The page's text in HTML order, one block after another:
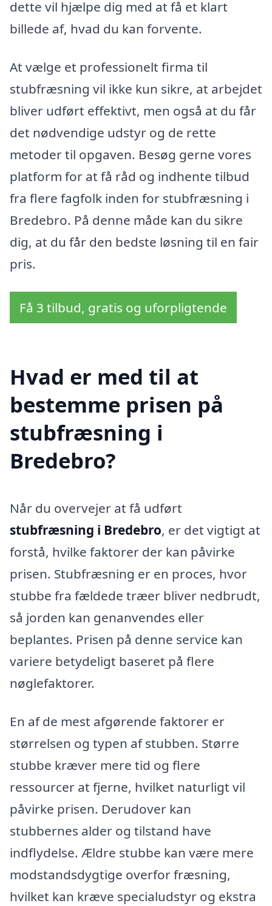
dette vil hjælpe dig med at få et klart
billede af, hvad du kan forvente.
At vælge et professionelt firma til
stubfræsning vil ikke kun sikre, at arbejdet
bliver udført effektivt, men også at du får
det nødvendige udstyr og de rette
metoder til opgaven. Besøg gerne vores
platform for at få råd og indhente tilbud
fra flere fagfolk inden for stubfræsning i
Bredebro. På denne måde kan du sikre
dig, at du får den bedste løsning til en fair
pris.
Få 3 tilbud, gratis og uforpligtende
Hvad er med til at
bestemme prisen på
stubfræsning i
Bredebro?
Når du overvejer at få udført
stubfræsning i Bredebro, er det vigtigt at
forstå, hvilke faktorer der kan påvirke
prisen. Stubfræsning er en proces, hvor
stubbe fra fældede træer bliver nedbrudt,
så jorden kan genanvendes eller
beplantes. Prisen på denne service kan
variere betydeligt baseret på flere
nøglefaktorer.
En af de mest afgørende faktorer er
størrelsen og typen af stubben. Større
stubbe kræver mere tid og flere
ressourcer at fjerne, hvilket naturligt vil
påvirke prisen. Derudover kan
stubbernes alder og tilstand have
indflydelse. Ældre stubbe kan være mere
modstandsdygtige overfor fræsning,
hvilket kan kræve specialudstyr og ekstra